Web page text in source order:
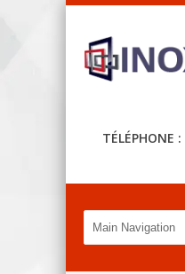
TÉLÉPHONE :